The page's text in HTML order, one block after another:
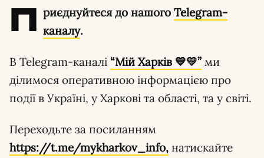
П риєднуйтеся до нашогоTelegram-
каналу.
В Telegram-каналі “Мій Харків 💙💛” ми
ділимося оперативною інформацією про
події в Україні, у Харкові та області, та у світі.
Переходьте за посиланням
https://t.me/mykharkov_info, натискайте